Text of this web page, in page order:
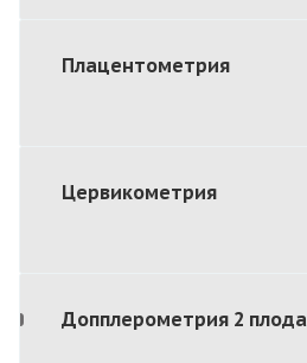
Плацентометрия
Цервикометрия
Допплерометрия 2 плода